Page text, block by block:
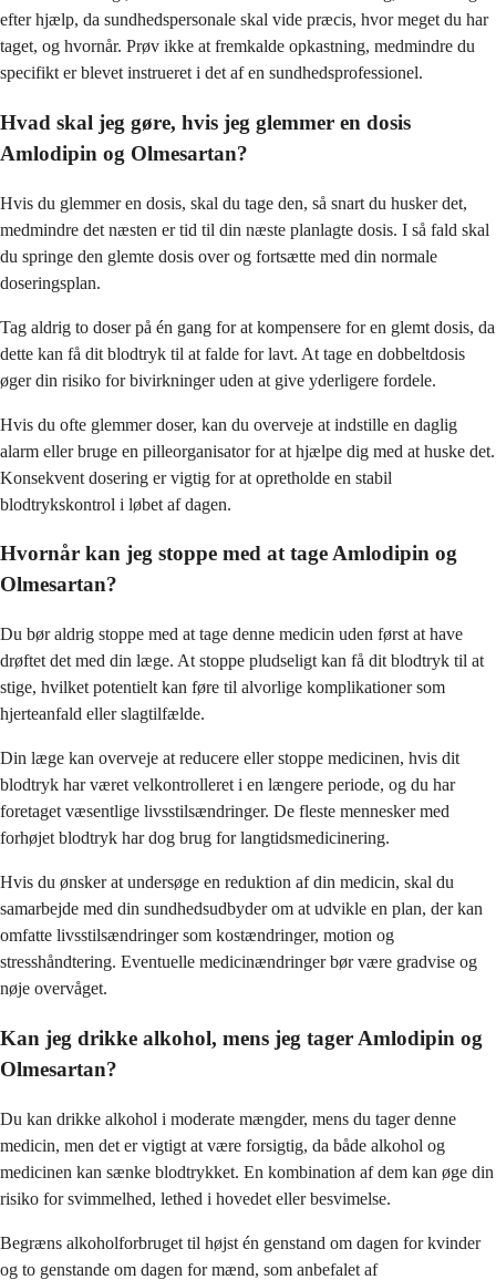
efter hjælp, da sundhedspersonale skal vide præcis, hvor meget du har
taget, og hvornår. Prøv ikke at fremkalde opkastning, medmindre du
specifikt er blevet instrueret i det af en sundhedsprofessionel.
Hvad skal jeg gøre, hvis jeg glemmer en dosis
Amlodipin og Olmesartan?
Hvis du glemmer en dosis, skal du tage den, så snart du husker det,
medmindre det næsten er tid til din næste planlagte dosis. I så fald skal
du springe den glemte dosis over og fortsætte med din normale
doseringsplan.
Tag aldrig to doser på én gang for at kompensere for en glemt dosis, da
dette kan få dit blodtryk til at falde for lavt. At tage en dobbeltdosis
øger din risiko for bivirkninger uden at give yderligere fordele.
Hvis du ofte glemmer doser, kan du overveje at indstille en daglig
alarm eller bruge en pilleorganisator for at hjælpe dig med at huske det.
Konsekvent dosering er vigtig for at opretholde en stabil
blodtrykskontrol i løbet af dagen.
Hvornår kan jeg stoppe med at tage Amlodipin og
Olmesartan?
Du bør aldrig stoppe med at tage denne medicin uden først at have
drøftet det med din læge. At stoppe pludseligt kan få dit blodtryk til at
stige, hvilket potentielt kan føre til alvorlige komplikationer som
hjerteanfald eller slagtilfælde.
Din læge kan overveje at reducere eller stoppe medicinen, hvis dit
blodtryk har været velkontrolleret i en længere periode, og du har
foretaget væsentlige livsstilsændringer. De fleste mennesker med
forhøjet blodtryk har dog brug for langtidsmedicinering.
Hvis du ønsker at undersøge en reduktion af din medicin, skal du
samarbejde med din sundhedsudbyder om at udvikle en plan, der kan
omfatte livsstilsændringer som kostændringer, motion og
stresshåndtering. Eventuelle medicinændringer bør være gradvise og
nøje overvåget.
Kan jeg drikke alkohol, mens jeg tager Amlodipin og
Olmesartan?
Du kan drikke alkohol i moderate mængder, mens du tager denne
medicin, men det er vigtigt at være forsigtig, da både alkohol og
medicinen kan sænke blodtrykket. En kombination af dem kan øge din
risiko for svimmelhed, lethed i hovedet eller besvimelse.
Begræns alkoholforbruget til højst én genstand om dagen for kvinder
og to genstande om dagen for mænd, som anbefalet af